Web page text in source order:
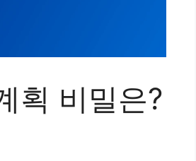
획 비밀은?